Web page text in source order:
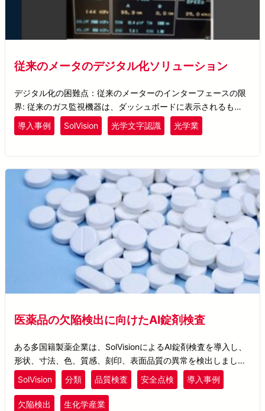
従来のメータのデジタル化ソリューション
デジタル化の困難点：従来のメーターのインターフェースの限
界: 従来のガス監視機器は、ダッシュボードに表示されるもの
の、デジタルインターフェースがないため、数値情報を即座に
中央監視システムにアップロードすることができず、プロセス
導入事例 SolVision 光学文字認識 光学業
医薬品の欠陥検出に向けたAI錠剤検査
ある多国籍製薬企業は、SolVisionによるAI錠剤検査を導入し、
形状、寸法、色、質感、刻印、表面品質の異常を検出しまし
た。これにより目視検査の必要性を低減し、新たな欠陥タイプ
に応じたモデル更新が可能になりました。
SolVision 分類 品質検査 安全点検 導入事例
欠陥検出 生化学産業